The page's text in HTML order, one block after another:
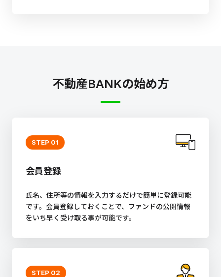
不動産BANKの始め方
STEP 01
会員登録
氏名、住所等の情報を入力するだけで簡単に登録可能
です。会員登録しておくことで、ファンドの公開情報
をいち早く受け取る事が可能です。
STEP 02